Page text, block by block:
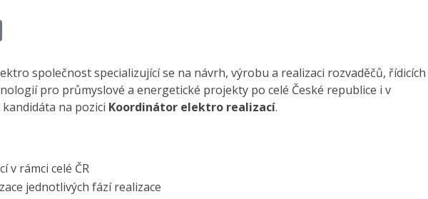
společnost specializující se na návrh, výrobu a realizaci rozvaděčů, řídicích
pro průmyslové a energetické projekty po celé České republice i v
na pozici Koordinátor elektro realizací.
v rámci celé ČR
jednotlivých fází realizace